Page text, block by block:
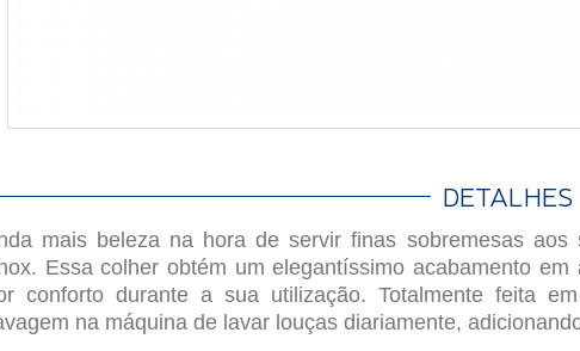
DETALHES
mais beleza na hora de servir finas sobremesas
Essa colher obtém um elegantíssimo acabamento
conforto durante a sua utilização. Totalmente feita
na máquina de lavar louças diariamente,